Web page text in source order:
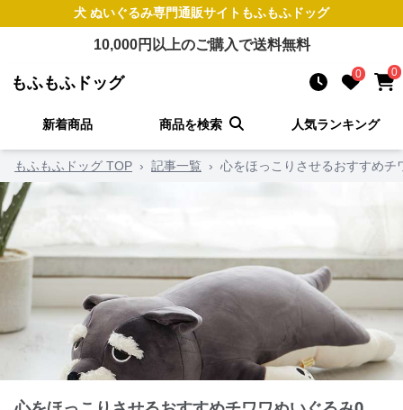
犬 ぬいぐるみ専門通販サイト もふもふドッグ
10,000円以上のご購入で送料無料
もふもふドッグ 0 0
新着商品 商品を検索 人気ランキング
もふもふドッグ TOP › 記事一覧 › 心をほっこりさせるおすすめ